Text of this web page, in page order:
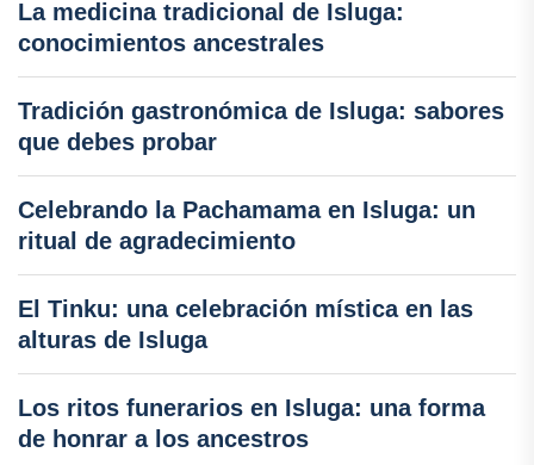
La medicina tradicional de Isluga:
conocimientos ancestrales
Tradición gastronómica de Isluga: sabores
que debes probar
Celebrando la Pachamama en Isluga: un
ritual de agradecimiento
El Tinku: una celebración mística en las
alturas de Isluga
Los ritos funerarios en Isluga: una forma
de honrar a los ancestros